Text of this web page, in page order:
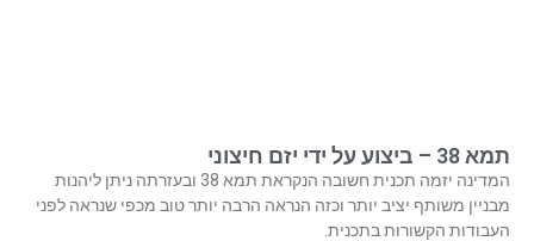
תמא 38 – ביצוע על ידי יזם חיצוני
המדינה יזמה תכנית חשובה הנקראת תמא 38 ובעזרתה ניתן ליהנות
מבניין משותף יציב יותר וכזה הנראה הרבה יותר טוב מכפי שנראה לפני
העבודות הקשורות בתכנית.